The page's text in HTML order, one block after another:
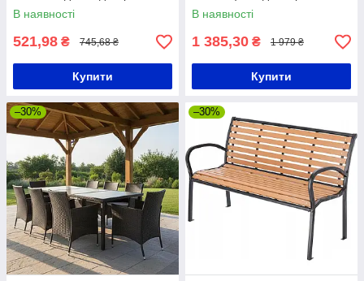
Садова вертушка, що
обертається
В наявності
521,98 ₴ 745,68 ₴
Купити
стінка для шатра
В наявності
1 385,30 ₴ 1 979 ₴
Купити
–30% –30%